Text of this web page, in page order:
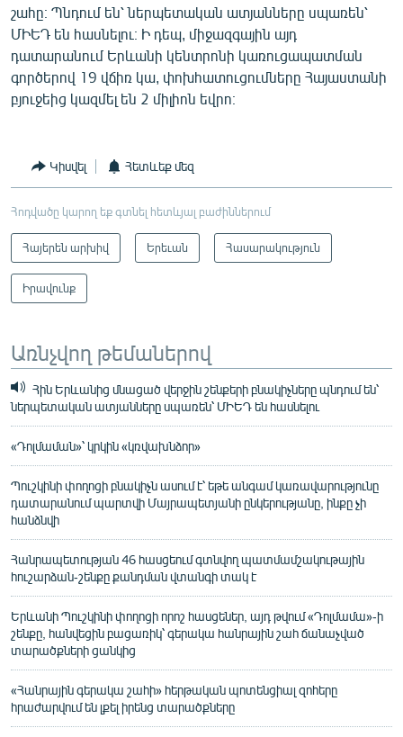
շահը։ Պնդում են՝ ներպետական ատյանները սպառեն՝
ՄԻԵԴ են հասնելու։ Ի դեպ, միջազգային այդ
դատարանում Երևանի կենտրոնի կառուցապատման
գործերով 19 վճիռ կա, փոխհատուցումները Հայաստանի
բյուջեից կազմել են 2 միլիոն եվրո։
Կիսվել Հետևեք մեզ
Հոդվածը կարող եք գտնել հետևյալ բաժիններում
Հայերեն արխիվ Երեւան Հասարակություն
Իրավունք
Առնչվող թեմաներով
Հին Երևանից մնացած վերջին շենքերի բնակիչները պնդում են՝
ներպետական ատյանները սպառեն՝ ՄԻԵԴ են հասնելու
«Դոլմաման»՝ կրկին «կռվախնձոր»
Պուշկինի փողոցի բնակիչն ասում է՝ եթե անգամ կառավարությունը
դատարանում պարտվի Մայրապետյանի ընկերությանը, ինքը չի
հանձնվի
Հանրապետության 46 հասցեում գտնվող պատմամշակութային
հուշարձան-շենքը քանդման վտանգի տակ է
Երևանի Պուշկինի փողոցի որոշ հասցեներ, այդ թվում «Դոլմամա»-ի
շենքը, հանվեցին բացառիկ՝ գերակա հանրային շահ ճանաչված
տարածքների ցանկից
«Հանրային գերակա շահի» հերթական պոտենցիալ զոհերը
հրաժարվում են լքել իրենց տարածքները